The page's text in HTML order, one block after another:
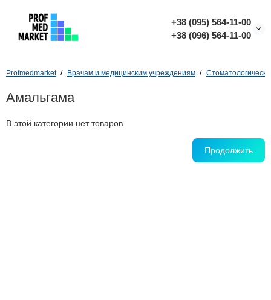
+38 (095) 564-11-00
+38 (096) 564-11-00
Profmedmarket Врачам и медицинским учреждениям
Амальгама
В этой категории нет товаров.
Продолжить